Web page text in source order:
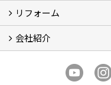
商品ラインナップ
リフォーム
まるごと断熱リフォーム
イベント情報
施工事例
会社紹介
スタッフ紹介
個人情報保護方針